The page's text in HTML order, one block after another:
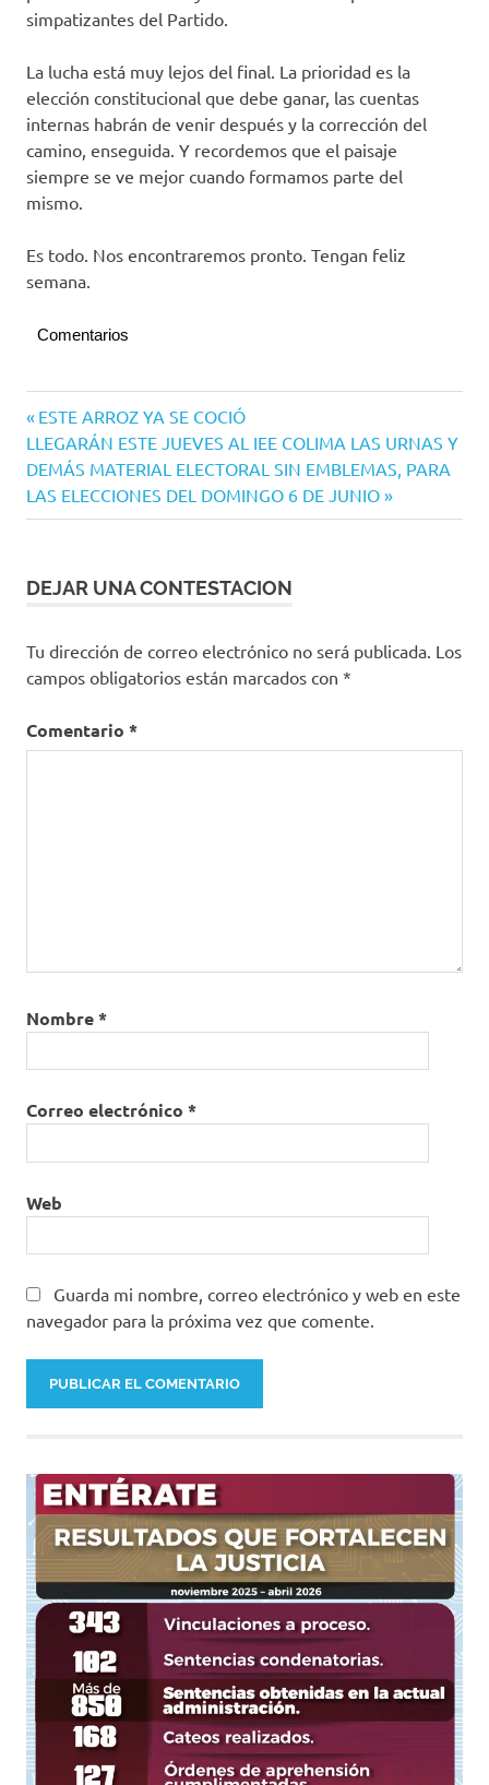
simpatizantes del Partido.
La lucha está muy lejos del final. La prioridad es la
elección constitucional que debe ganar, las cuentas
internas habrán de venir después y la corrección del
camino, enseguida. Y recordemos que el paisaje
siempre se ve mejor cuando formamos parte del
mismo.
Es todo. Nos encontraremos pronto. Tengan feliz
semana.
Comentarios
sal y
limón
Navegación
de
entradas
Entrada
anterior:
ESTE ARROZ YA SE COCIÓ
Siguiente
entrada:
LLEGARÁN ESTE JUEVES AL IEE COLIMA LAS URNAS Y
DEMÁS MATERIAL ELECTORAL SIN EMBLEMAS, PARA
LAS ELECCIONES DEL DOMINGO 6 DE JUNIO
DEJAR UNA CONTESTACION
Tu dirección de correo electrónico no será publicada. Los
campos obligatorios están marcados con *
Comentario *
Nombre*
Correo electrónico *
Web
Guarda mi nombre, correo electrónico y web en este
navegador para la próxima vez que comente.